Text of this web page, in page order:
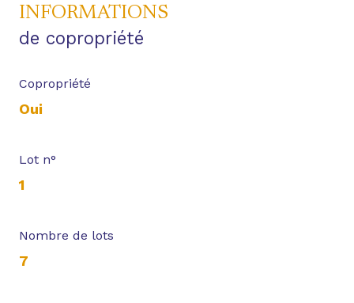
INFORMATIONS
de copropriété
Copropriété
Oui
Lot n°
1
Nombre de lots
7